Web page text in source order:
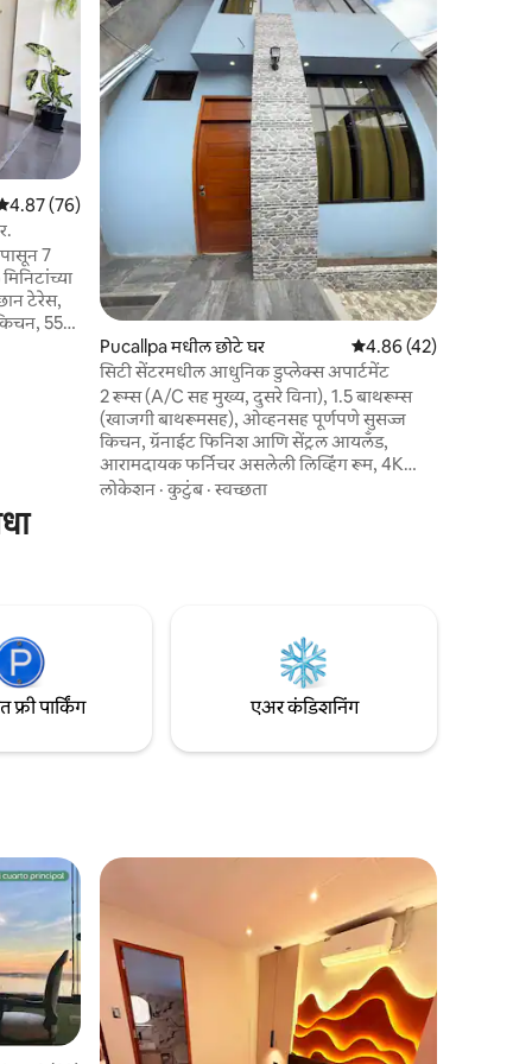
पैकी 4.87 सरासरी रेटिंग, 76 रिव्ह्यूज
4.87 (76)
7
55"
दुसरा,
Pucallpa मधील छोटे घर 5 पैकी 4.86 सरासरी रेटिंग,
4.86 (42)
सिटी सेंटरमधील आधुनिक डुप्लेक्स अपार्टमेंट
2 रूम्स (A/C सह मुख्य, दुसरे विना), 1.5 बाथरूम्स
(खाजगी बाथरूमसह), ओव्हनसह पूर्णपणे सुसज्ज
किचन, ग्रॅनाईट फिनिश आणि सेंट्रल आयलँड,
आरामदायक फर्निचर असलेली लिव्हिंग रूम, 4K
टीव्ही आणि वायफाय असलेल्या माझ्या नवीन मिनी
लोकेशन ·कुटुंब·स्वच्छता
फ्री पार्किंग एअर कंडिशनिंग